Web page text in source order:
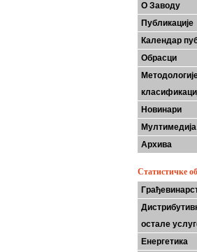
О Заводу
Публикације
Календар
Обрасци
Новинари
Мултимедија
Архива
Статистичке
остале
Енергетика